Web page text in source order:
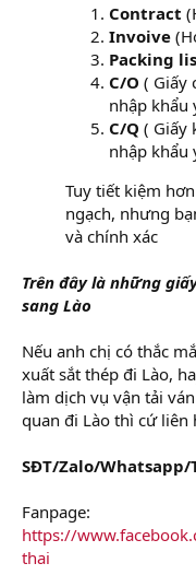
Contract
Invoive
Packing
C/O ( Giấy
nhập khẩu
C/Q ( Giấy
nhập khẩu
Tuy tiết kiệm
ngạch, nhưng
và chính xác​
Trên đây là những
sang Lào
Nếu anh chị có thắc
xuất sắt thép đi Lào,
làm dịch vụ vận tải
quan đi Lào thì cứ liên
SĐT/Zalo/Whatsapp/
Fanpage:
https://
thai